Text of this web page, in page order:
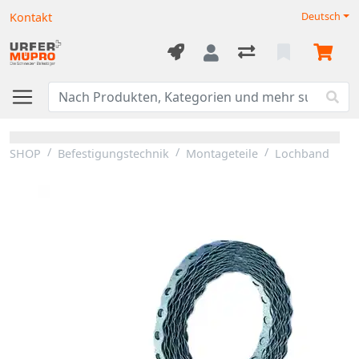
Kontakt Deutsch
SHOP Befestigungstechnik Montageteile Lochband